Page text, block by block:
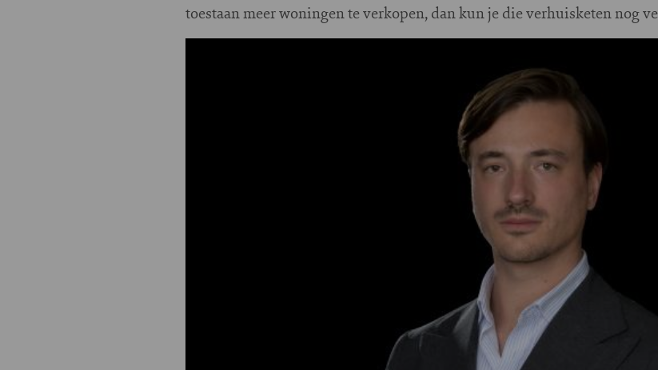
toestaan meer woningen te verkopen, dan kun je die verhuisketen nog